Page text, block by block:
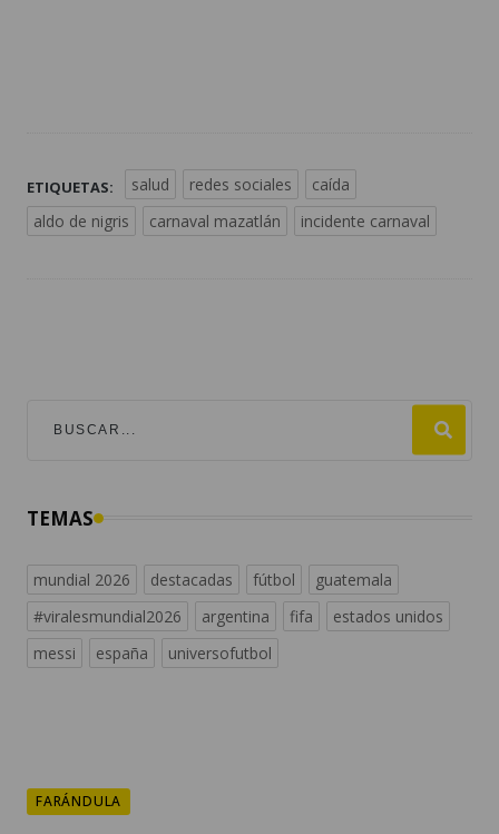
ETIQUETAS: salud redes sociales
caída
aldo de nigris
carnaval mazatlán incidente carnaval
TEMAS
mundial 2026 destacadas fútbol
guatemala
#viralesmundial2026
argentina fifa
estados unidos
messi
españa universofutbol
FARÁNDULA